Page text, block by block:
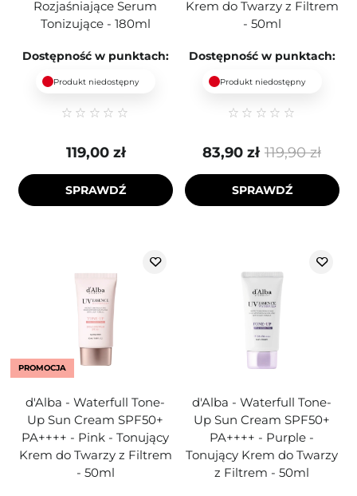
Rozjaśniające Serum
Tonizujące - 180ml
Dostępność w punktach:
Produkt niedostępny
119,00 zł
SPRAWDŹ
Krem do Twarzy z Filtrem
- 50ml
Dostępność w punktach:
Produkt niedostępny
119,90 zł
83,90 zł
SPRAWDŹ
PROMOCJA
d'Alba - Waterfull Tone-
Up Sun Cream SPF50+
PA++++ - Pink - Tonujący
Krem do Twarzy z Filtrem
- 50ml
d'Alba - Waterfull Tone-
Up Sun Cream SPF50+
PA++++ - Purple -
Tonujący Krem do Twarzy
z Filtrem - 50ml